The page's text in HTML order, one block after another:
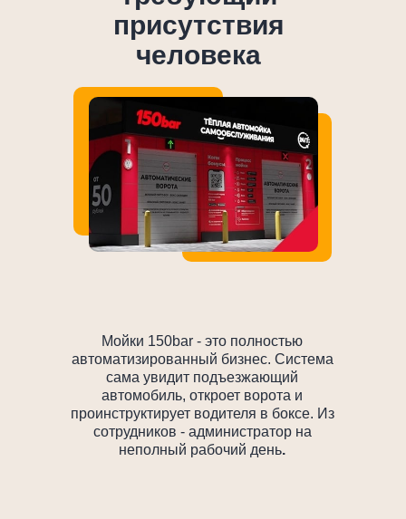
присутствия
человека
Мойки 150bar - это полностью
автоматизированный бизнес. Система
сама увидит подъезжающий
автомобиль, откроет ворота и
проинструктирует водителя в боксе. Из
сотрудников - администратор на
неполный рабочий день.